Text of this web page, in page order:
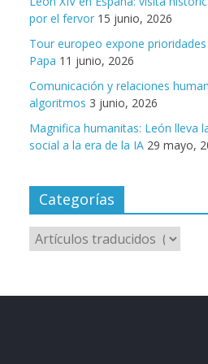
por el fervor 15 junio, 2026
Tour europeo expone
Papa 11 junio, 2026
Comunicación y relaciones
algoritmos 3 junio, 2026
Magnifica humanitas: León lleva
social a la era de la IA 29 mayo,
Categorías